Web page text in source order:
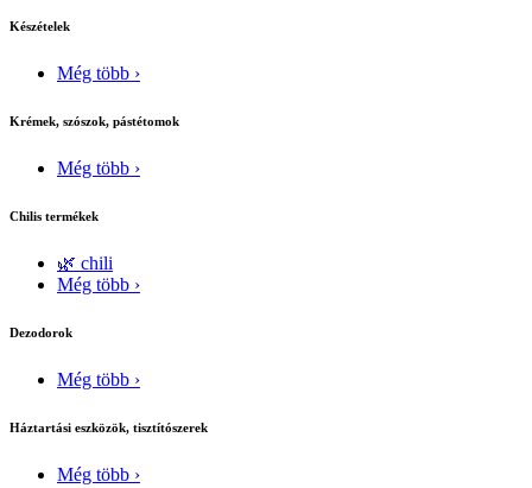
Készételek
Még több ›
Krémek, szószok, pástétomok
Még több ›
Chilis termékek
🌿 chili
Még több ›
Dezodorok
Még több ›
Háztartási eszközök, tisztítószerek
Még több ›